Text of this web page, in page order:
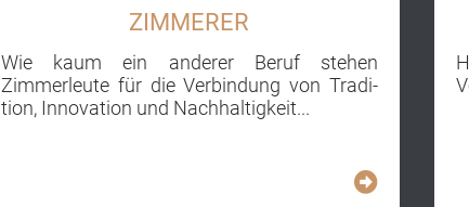
ZIMMERER
Wie kaum ein an­der­er Beruf stehen
Zimmerleute für die Ver­bin­dung von Tra­di­
tion, Inno­va­tion und Nach­haltig­keit...